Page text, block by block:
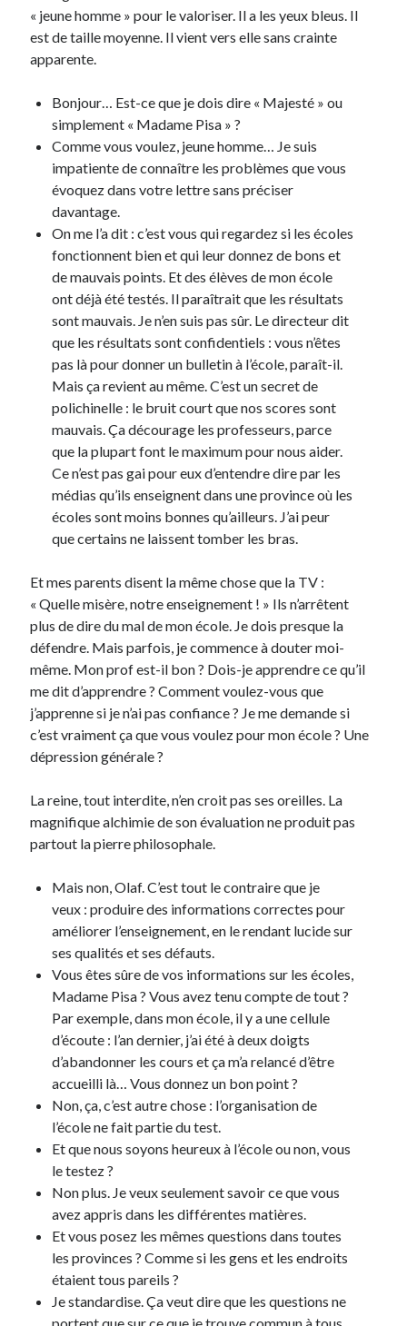
« jeune homme » pour le valoriser. Il a les yeux bleus. Il
est de taille moyenne. Il vient vers elle sans crainte
apparente.
Bonjour… Est-ce que je dois dire « Majesté » ou
simplement « Madame Pisa » ?
Comme vous voulez, jeune homme… Je suis
impatiente de connaître les problèmes que vous
évoquez dans votre lettre sans préciser
davantage.
On me l’a dit : c’est vous qui regardez si les écoles
fonctionnent bien et qui leur donnez de bons et
de mauvais points. Et des élèves de mon école
ont déjà été testés. Il paraîtrait que les résultats
sont mauvais. Je n’en suis pas sûr. Le directeur dit
que les résultats sont confidentiels : vous n’êtes
pas là pour donner un bulletin à l’école, paraît-il.
Mais ça revient au même. C’est un secret de
polichinelle : le bruit court que nos scores sont
mauvais. Ça décourage les professeurs, parce
que la plupart font le maximum pour nous aider.
Ce n’est pas gai pour eux d’entendre dire par les
médias qu’ils enseignent dans une province où les
écoles sont moins bonnes qu’ailleurs. J’ai peur
que certains ne laissent tomber les bras.
Et mes parents disent la même chose que la TV :
« Quelle misère, notre enseignement ! » Ils n’arrêtent
plus de dire du mal de mon école. Je dois presque la
défendre. Mais parfois, je commence à douter moi-
même. Mon prof est-il bon ? Dois-je apprendre ce qu’il
me dit d’apprendre ? Comment voulez-vous que
j’apprenne si je n’ai pas confiance ? Je me demande si
c’est vraiment ça que vous voulez pour mon école ? Une
dépression générale ?
La reine, tout interdite, n’en croit pas ses oreilles. La
magnifique alchimie de son évaluation ne produit pas
partout la pierre philosophale.
Mais non, Olaf. C’est tout le contraire que je
veux : produire des informations correctes pour
améliorer l’enseignement, en le rendant lucide sur
ses qualités et ses défauts.
Vous êtes sûre de vos informations sur les écoles,
Madame Pisa ? Vous avez tenu compte de tout ?
Par exemple, dans mon école, il y a une cellule
d’écoute : l’an dernier, j’ai été à deux doigts
d’abandonner les cours et ça m’a relancé d’être
accueilli là… Vous donnez un bon point ?
Non, ça, c’est autre chose : l’organisation de
l’école ne fait partie du test.
Et que nous soyons heureux à l’école ou non, vous
le testez ?
Non plus. Je veux seulement savoir ce que vous
avez appris dans les différentes matières.
Et vous posez les mêmes questions dans toutes
les provinces ? Comme si les gens et les endroits
étaient tous pareils ?
Je standardise. Ça veut dire que les questions ne